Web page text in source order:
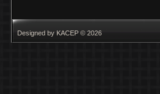
Designed by KACEP © 2026